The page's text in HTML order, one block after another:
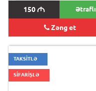
150M Ətraflı
Zəng et
TAKSİTLƏ
SİFARİŞLƏ